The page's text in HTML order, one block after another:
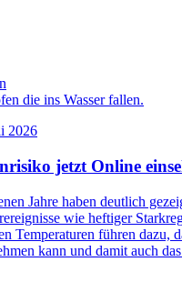
2026
jetzt Online
Jahre haben deutlich
wie heftiger
Temperaturen führen dazu,
kann und damit auch